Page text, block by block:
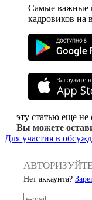
Самые важные
кадровиков на
эту статью еще не
Вы можете
Для участия в
Нет аккаунта?